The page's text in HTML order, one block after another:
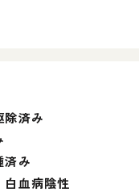
除済み
済み
白血病陰性